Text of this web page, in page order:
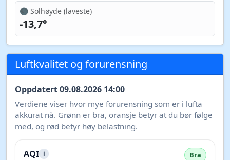
🌑 Solhøyde (laveste)
-13,7°
Luftkvalitet og forurensning
Oppdatert 09.08.2026 14:00
Verdiene viser hvor mye forurensning som er i lufta
akkurat nå. Grønn er bra, oransje betyr at du bør følge
med, og rød betyr høy belastning.
AQI i Bra